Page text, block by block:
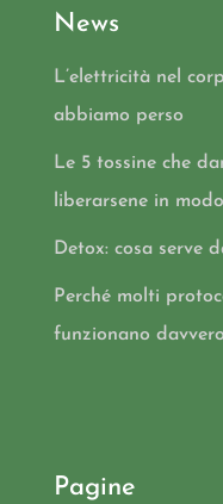
News
L’elettricità nel
abbiamo perso
Le 5 tossine che
liberarsene in
Detox: cosa serve
Perché molti
funzionano davvero
Pagine